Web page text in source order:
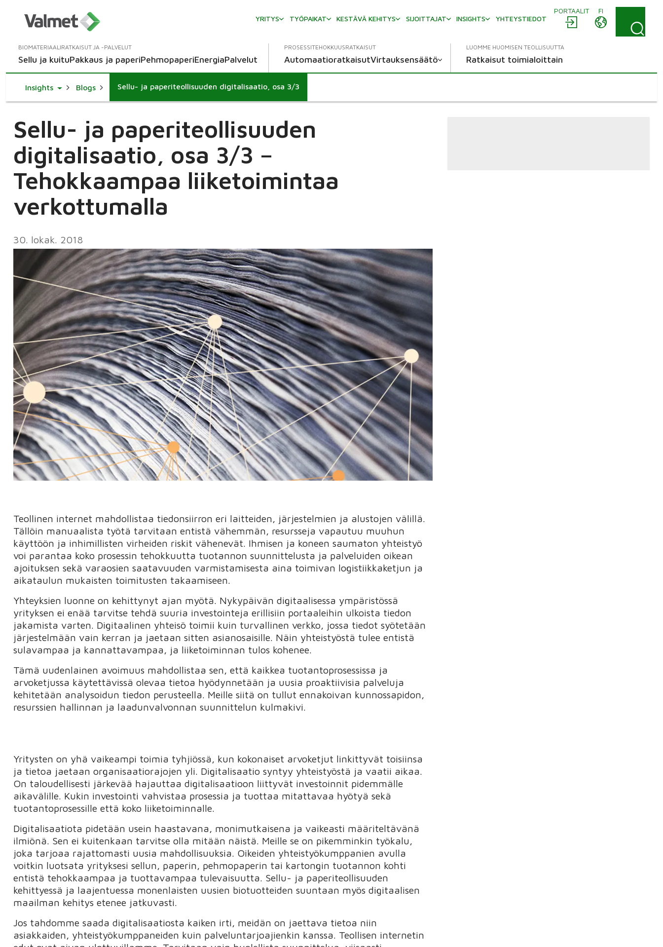
PORTAALIT
FI
YRITYS
TYÖPAIKAT KESTÄVÄ KEHITYS SIJOITTAJAT INSIGHTS YHTEYSTIEDOT
BIOMATERIAALIRATKAISUT JA -PALVELUT
Sellu ja kuituPakkaus ja paperiPehmopaperiEnergiaPalvelut
PROSESSITEHOKKUUSRATKAISUT
AutomaatioratkaisutVirtauksensäätö
LUOMME HUOMISEN TEOLLISUUTTA
Ratkaisut toimialoittain
InsightsToggle Dropdown
Blogs Sellu- ja paperiteollisuuden digitalisaatio, osa 3/3
Sellu- ja paperiteollisuuden
digitalisaatio, osa 3/3 –
Tehokkaampaa liiketoimintaa
verkottumalla
30. lokak. 2018
Teollinen internet mahdollistaa tiedonsiirron eri laitteiden, järjestelmien ja alustojen välillä.
Tällöin manuaalista työtä tarvitaan entistä vähemmän, resursseja vapautuu muuhun
käyttöön ja inhimillisten virheiden riskit vähenevät. Ihmisen ja koneen saumaton yhteistyö
voi parantaa koko prosessin tehokkuutta tuotannon suunnittelusta ja palveluiden oikean
ajoituksen sekä varaosien saatavuuden varmistamisesta aina toimivan logistiikkaketjun ja
aikataulun mukaisten toimitusten takaamiseen.
Yhteyksien luonne on kehittynyt ajan myötä. Nykypäivän digitaalisessa ympäristössä
yrityksen ei enää tarvitse tehdä suuria investointeja erillisiin portaaleihin ulkoista tiedon
jakamista varten. Digitaalinen yhteisö toimii kuin turvallinen verkko, jossa tiedot syötetään
järjestelmään vain kerran ja jaetaan sitten asianosaisille. Näin yhteistyöstä tulee entistä
sulavampaa ja kannattavampaa, ja liiketoiminnan tulos kohenee.
Tämä uudenlainen avoimuus mahdollistaa sen, että kaikkea tuotantoprosessissa ja
arvoketjussa käytettävissä olevaa tietoa hyödynnetään ja uusia proaktiivisia palveluja
kehitetään analysoidun tiedon perusteella. Meille siitä on tullut ennakoivan kunnossapidon,
resurssien hallinnan ja laadunvalvonnan suunnittelun kulmakivi.
Yritysten on yhä vaikeampi toimia tyhjiössä, kun kokonaiset arvoketjut linkittyvät toisiinsa
ja tietoa jaetaan organisaatiorajojen yli. Digitalisaatio syntyy yhteistyöstä ja vaatii aikaa.
On taloudellisesti järkevää hajauttaa digitalisaatioon liittyvät investoinnit pidemmälle
aikavälille. Kukin investointi vahvistaa prosessia ja tuottaa mitattavaa hyötyä sekä
tuotantoprosessille että koko liiketoiminnalle.
Digitalisaatiota pidetään usein haastavana, monimutkaisena ja vaikeasti määriteltävänä
ilmiönä. Sen ei kuitenkaan tarvitse olla mitään näistä. Meille se on pikemminkin työkalu,
joka tarjoaa rajattomasti uusia mahdollisuuksia. Oikeiden yhteistyökumppanien avulla
voitkin luotsata yrityksesi sellun, paperin, pehmopaperin tai kartongin tuotannon kohti
entistä tehokkaampaa ja tuottavampaa tulevaisuutta. Sellu- ja paperiteollisuuden
kehittyessä ja laajentuessa monenlaisten uusien biotuotteiden suuntaan myös digitaalisen
maailman kehitys etenee jatkuvasti.
Jos tahdomme saada digitalisaatiosta kaiken irti, meidän on jaettava tietoa niin
asiakkaiden, yhteistyökumppaneiden kuin palveluntarjoajienkin kanssa. Teollisen internetin